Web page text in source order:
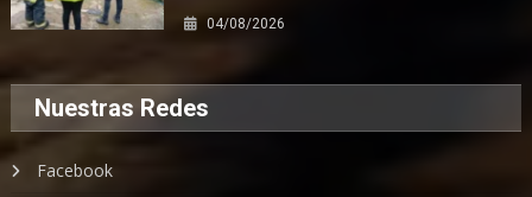
04/08/2026
Nuestras Redes
Facebook